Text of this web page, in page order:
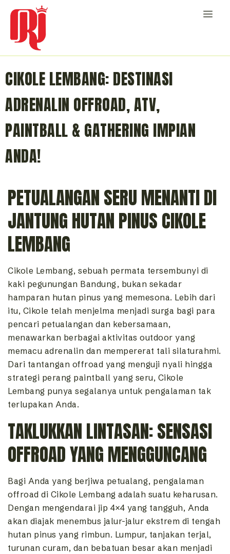
CIKOLE LEMBANG: DESTINASI
ADRENALIN OFFROAD, ATV,
PAINTBALL & GATHERING IMPIAN
ANDA!
PETUALANGAN SERU MENANTI DI
JANTUNG HUTAN PINUS CIKOLE
LEMBANG
Cikole Lembang, sebuah permata tersembunyi di
kaki pegunungan Bandung, bukan sekadar
hamparan hutan pinus yang memesona. Lebih dari
itu, Cikole telah menjelma menjadi surga bagi para
pencari petualangan dan kebersamaan,
menawarkan berbagai aktivitas outdoor yang
memacu adrenalin dan mempererat tali silaturahmi.
Dari tantangan offroad yang menguji nyali hingga
strategi perang paintball yang seru, Cikole
Lembang punya segalanya untuk pengalaman tak
terlupakan Anda.
TAKLUKKAN LINTASAN: SENSASI
OFFROAD YANG MENGGUNCANG
Bagi Anda yang berjiwa petualang, pengalaman
offroad di Cikole Lembang adalah suatu keharusan.
Dengan mengendarai jip 4×4 yang tangguh, Anda
akan diajak menembus jalur-jalur ekstrem di tengah
hutan pinus yang rimbun. Lumpur, tanjakan terjal,
turunan curam, dan bebatuan besar akan menjadi